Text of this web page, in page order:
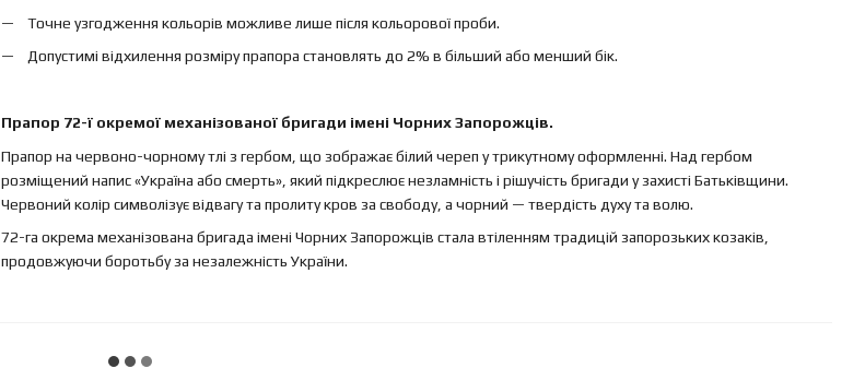
Точне узгодження кольорів можливе лише після кольорової проби.
Допустимі відхилення розміру прапора становлять до 2% в більший або менший бік.
Прапор 72-ї окремої механізованої бригади імені Чорних Запорожців.
Прапор на червоно-чорному тлі з гербом, що зображає білий череп у трикутному оформленні. Над гербом
розміщений напис «Україна або смерть», який підкреслює незламність і рішучість бригади у захисті Батьківщини.
Червоний колір символізує відвагу та пролиту кров за свободу, а чорний — твердість духу та волю.
72-га окрема механізована бригада імені Чорних Запорожців стала втіленням традицій запорозьких козаків,
продовжуючи боротьбу за незалежність України.